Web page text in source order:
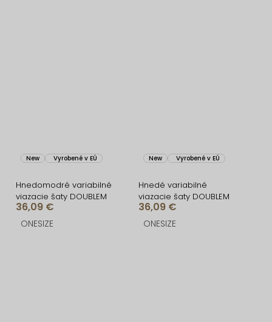
New Vyrobené v EÚ
Hnedomodré variabilné
viazacie šaty DOUBLEM
36,09 €
ONESIZE
New Vyrobené v EÚ
Hnedé variabilné
viazacie šaty DOUBLEM
36,09 €
ONESIZE